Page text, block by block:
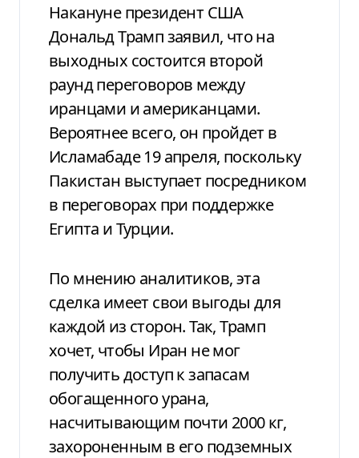
Накануне президент США
Дональд Трамп заявил, что на
выходных состоится второй
раунд переговоров между
иранцами и американцами.
Вероятнее всего, он пройдет в
Исламабаде 19 апреля, поскольку
Пакистан выступает посредником
в переговорах при поддержке
Египта и Турции.
По мнению аналитиков, эта
сделка имеет свои выгоды для
каждой из сторон. Так, Трамп
хочет, чтобы Иран не мог
получить доступ к запасам
обогащенного урана,
насчитывающим почти 2000 кг,
захороненным в его подземных